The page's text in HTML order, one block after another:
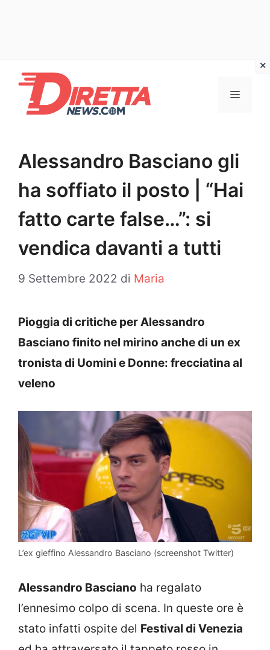
contenuto
Menu
Alessandro Basciano gli
ha soffiato il posto | “Hai
fatto carte false…”: si
vendica davanti a tutti
9 Settembre 2022 di Maria
Pioggia di critiche per Alessandro
Basciano finito nel mirino anche di un ex
tronista di Uomini e Donne: frecciatina al
veleno
L’ex gieffino Alessandro Basciano (screenshot Twitter)
Alessandro Basciano ha regalato
l’ennesimo colpo di scena. In queste ore è
stato infatti ospite del Festival di Venezia